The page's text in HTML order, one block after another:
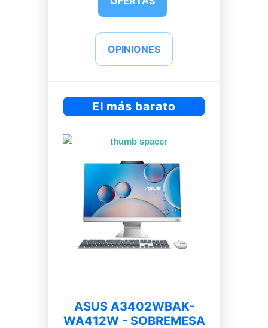
OPINIONES
El más barato
ASUS A3402WBAK-
WA412W - SOBREMESA